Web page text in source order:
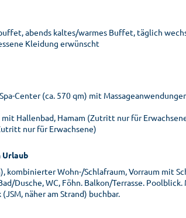
abends kaltes/warmes Buffet, täglich
Kleidung erwünscht
Center (ca. 570 qm) mit
Hallenbad, Hamam (Zutritt nur für
nur für Erwachsene)
Urlaub
kombinierter Wohn-/Schlafraum, Vorraum mit
Dusche, WC, Föhn. Balkon/Terrasse. Poolblick.
näher am Strand) buchbar.